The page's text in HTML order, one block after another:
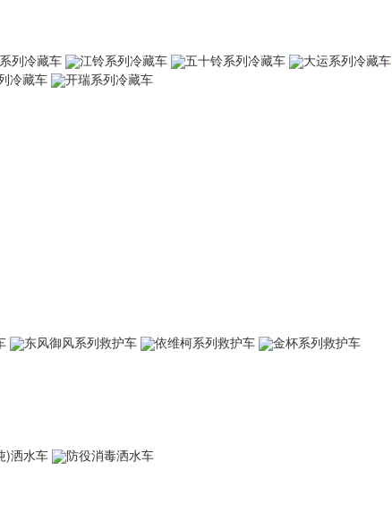
列冷藏车 江铃系列冷藏车 五十铃系列冷藏车 大运系列冷藏车
冷藏车
开瑞系列冷藏车
东风御风系列救护车 依维柯系列救护车
金杯系列救护车
)洒水车
防役消毒洒水车